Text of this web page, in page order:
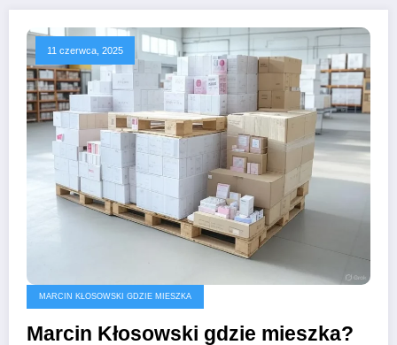
11 czerwca, 2025
MARCIN KŁOSOWSKI GDZIE MIESZKA
Marcin Kłosowski gdzie mieszka?